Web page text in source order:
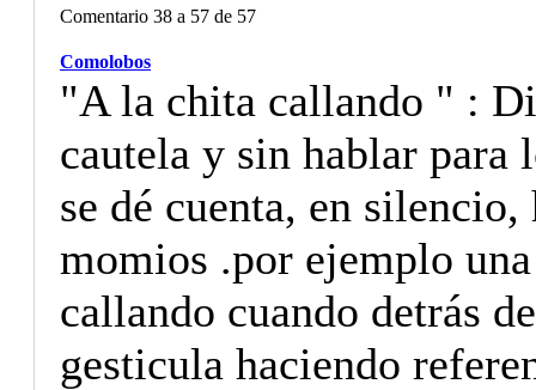
Comentario 38 a 57 de 57
Comolobos
"A la chita callando " :
cautela y sin hablar para
se dé cuenta, en
momios .por ejemplo
callando cuando detrás
gesticula haciendo